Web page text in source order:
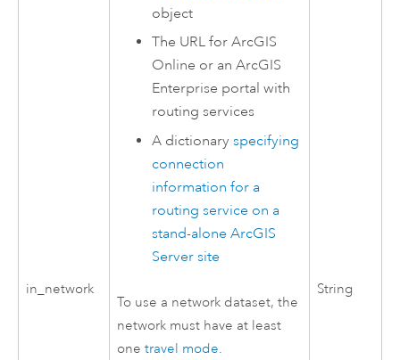
in_network
object
The URL forArcGIS
Online or anArcGIS
Enterprise portal with
routing services
A dictionaryspecifying
connection
information for a
routing service on a
stand-aloneArcGIS
Server site
To use a network dataset, the
network must have at least
onetravel mode.
String